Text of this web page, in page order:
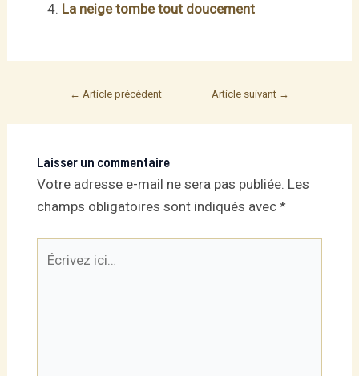
La neige tombe tout doucement
Post← Article précédent Article suivant →
Laisser un commentaire
Votre adresse e-mail ne sera pas publiée. Les
champs obligatoires sont indiqués avec *